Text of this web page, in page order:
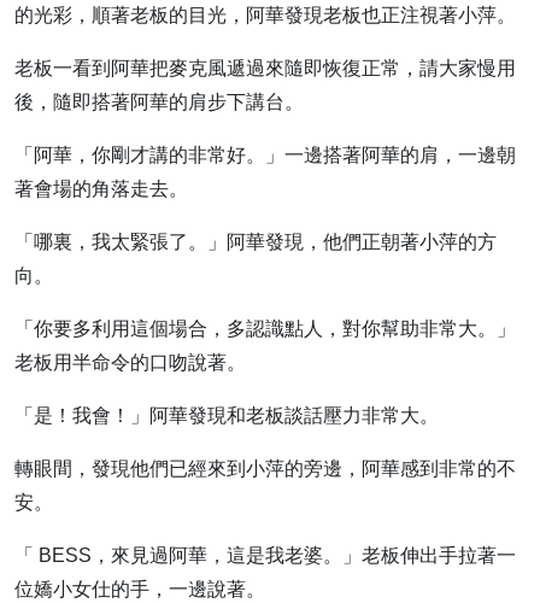
的光彩，順著老板的目光，阿華發現老板也正注視著小萍。
老板一看到阿華把麥克風遞過來隨即恢復正常，請大家慢用
後，隨即搭著阿華的肩步下講台。
「阿華，你剛才講的非常好。」一邊搭著阿華的肩，一邊朝
著會場的角落走去。
「哪裏，我太緊張了。」阿華發現，他們正朝著小萍的方
向。
「你要多利用這個場合，多認識點人，對你幫助非常大。」
老板用半命令的口吻說著。
「是！我會！」阿華發現和老板談話壓力非常大。
轉眼間，發現他們已經來到小萍的旁邊，阿華感到非常的不
安。
「 BESS，來見過阿華，這是我老婆。」老板伸出手拉著一
位嬌小女仕的手，一邊說著。